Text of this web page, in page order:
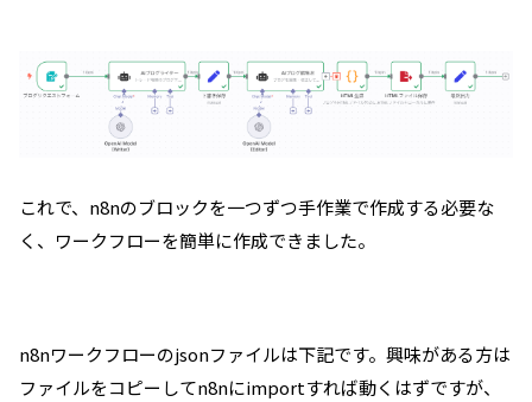
これで、n8nのブロックを一つずつ手作業で作成する必要な
く、ワークフローを簡単に作成できました。
n8nワークフローのjsonファイルは下記です。興味がある方は
ファイルをコピーしてn8nにimportすれば動くはずですが、